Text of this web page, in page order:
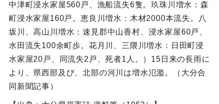
中津町浸水家屋560戸、漁船流失6隻。玖珠川増水：森
町浸水家屋160戸。恵良川増水：木材2000本流失。八
坂川、高山川増水：速見郡中山香村、浸水家屋60戸、
水田流失100余町歩。花月川、三隈川増水：日田町浸
水家屋20戸、同流失2戸、死者1人。）15日来の長雨に
より、県西部及び、北部の河川は増水氾濫。（大分合
同新聞記事）